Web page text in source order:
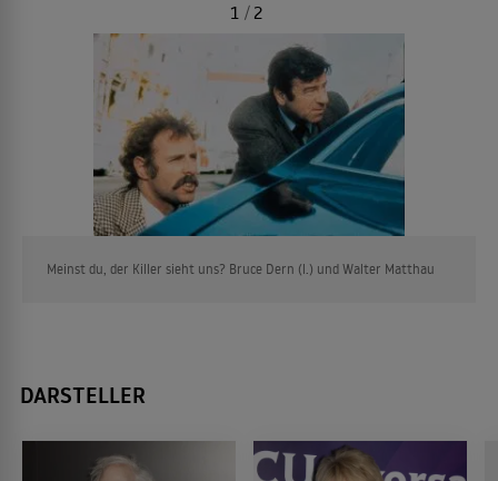
Meinst du, der Killer sieht uns? Bruce Dern (l.) und Walter Matthau
1 / 2
DARSTELLER